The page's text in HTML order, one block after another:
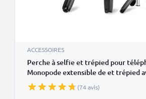
ACCESSOIRES
Perche à selfie et trépied pour
Monopode extensible de et trépied
télécommande Bluetooth pour
photo, iPhone, GoPro, Android et
(74 avis)